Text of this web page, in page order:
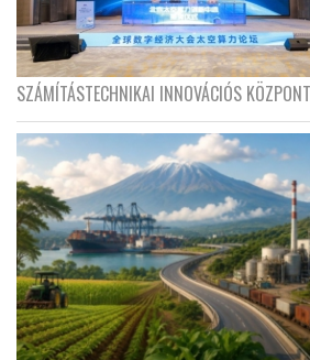
SZÁMÍTÁSTECHNIKAI INNOVÁCIÓS